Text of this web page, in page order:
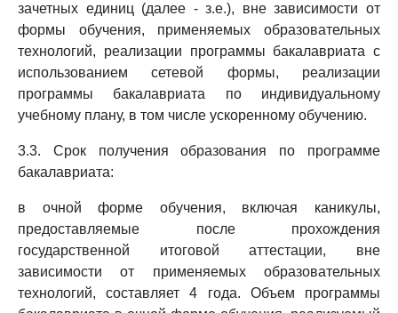
зачетных единиц (далее - з.е.), вне зависимости от
формы обучения, применяемых образовательных
технологий, реализации программы бакалавриата с
использованием сетевой формы, реализации
программы бакалавриата по индивидуальному
учебному плану, в том числе ускоренному обучению.
3.3. Срок получения образования по программе
бакалавриата:
в очной форме обучения, включая каникулы,
предоставляемые после прохождения
государственной итоговой аттестации, вне
зависимости от применяемых образовательных
технологий, составляет 4 года. Объем программы